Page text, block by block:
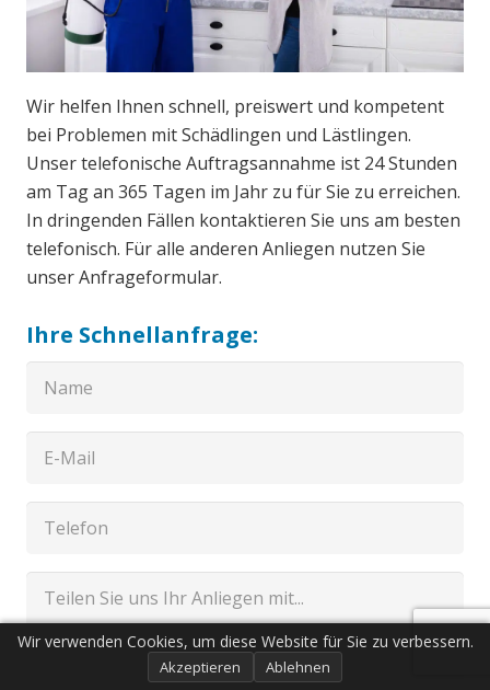
Wir helfen Ihnen schnell, preiswert und kompetent
bei Problemen mit Schädlingen und Lästlingen.
Unser telefonische Auftragsannahme ist 24 Stunden
am Tag an 365 Tagen im Jahr zu für Sie zu erreichen.
In dringenden Fällen kontaktieren Sie uns am besten
telefonisch. Für alle anderen Anliegen nutzen Sie
unser Anfrageformular.
Ihre Schnellanfrage:
Wir verwenden Cookies, um diese Website für Sie zu verbessern.
Akzeptieren Ablehnen